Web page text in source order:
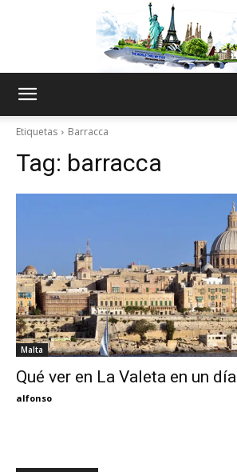
Thru
My
Etiquetas Barracca
Tag: barracca
Malta
Qué ver en La Valeta en un día
alfonso